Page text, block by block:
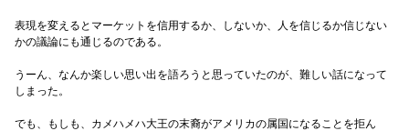
表現を変えるとマーケットを信用するか、しないか、人を信じるか信じない
かの議論にも通じるのである。
うーん、なんか楽しい思い出を語ろうと思っていたのが、難しい話になって
しまった。
でも、もしも、カメハメハ大王の末裔がアメリカの属国になることを拒ん